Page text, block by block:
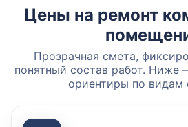
Цены на ремонт
Прозрачная смета,
понятный состав работ. Ниже
ориентиры по видам